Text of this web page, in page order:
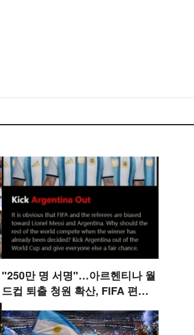
"250만 명 서명"…아르헨티나 월
드컵 퇴출 청원 확산, FIFA 편파
논란 재점화